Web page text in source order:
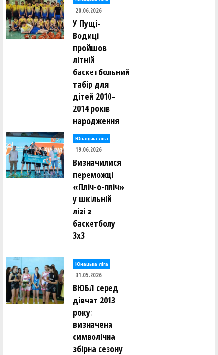
20.06.2026
У Пущі-
Водиці
пройшов
літній
баскетбольний
табір для
дітей 2010–
2014 років
народження
Юнацька ліга
19.06.2026
Визначилися
переможці
«Пліч-о-пліч»
у шкільній
лізі з
баскетболу
3х3
Юнацька ліга
31.05.2026
ВЮБЛ серед
дівчат 2013
року:
визначена
символічна
збірна сезону